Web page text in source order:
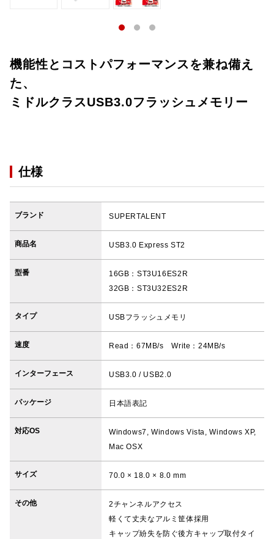
機能性とコストパフォーマンスを兼ね備え
た、
ミドルクラスUSB3.0フラッシュメモリー
仕様
ブランド SUPERTALENT
商品名 USB3.0 Express ST2
型番
16GB：ST3U16ES2R
32GB：ST3U32ES2R
タイプ USBフラッシュメモリ
速度 Read：67MB/s Write：24MB/s
インターフェース USB3.0 / USB2.0
パッケージ 日本語表記
対応OS
Windows7, Windows Vista, Windows XP,
Mac OSX
サイズ 70.0 × 18.0 × 8.0 mm
その他
2チャンネルアクセス
軽くて丈夫なアルミ筐体採用
キャップ紛失を防ぐ後方キャップ取付タイ